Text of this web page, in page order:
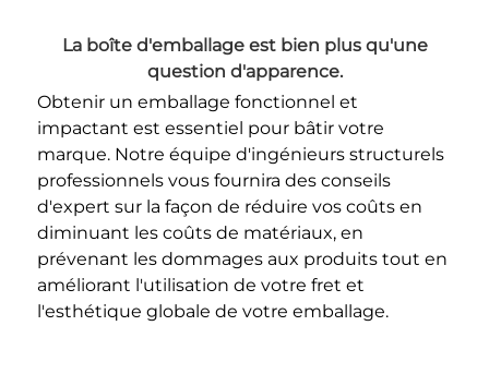
La boîte d'emballage est bien plus qu'une
question d'apparence.
Obtenir un emballage fonctionnel et
impactant est essentiel pour bâtir votre
marque. Notre équipe d'ingénieurs structurels
professionnels vous fournira des conseils
d'expert sur la façon de réduire vos coûts en
diminuant les coûts de matériaux, en
prévenant les dommages aux produits tout en
améliorant l'utilisation de votre fret et
l'esthétique globale de votre emballage.